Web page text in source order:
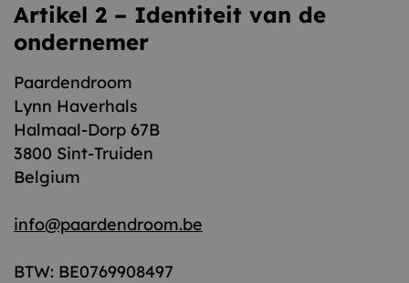
Artikel 2 – Identiteit van de
ondernemer
Paardendroom
Lynn Haverhals
Halmaal-Dorp 67B
3800 Sint-Truiden
Belgium
info@paardendroom.be
BTW: BE0769908497